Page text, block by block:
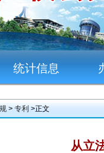
统计信息
> 专利 >正文
从立